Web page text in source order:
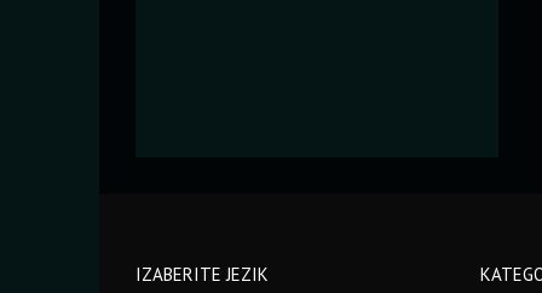
IZABERITE JEZIK